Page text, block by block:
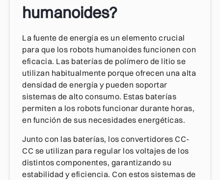
humanoides?
La fuente de energía es un elemento crucial
para que los robots humanoides funcionen con
eficacia. Las baterías de polímero de litio se
utilizan habitualmente porque ofrecen una alta
densidad de energía y pueden soportar
sistemas de alto consumo. Estas baterías
permiten a los robots funcionar durante horas,
en función de sus necesidades energéticas.
Junto con las baterías, los convertidores CC-
CC se utilizan para regular los voltajes de los
distintos componentes, garantizando su
estabilidad y eficiencia. Con estos sistemas de